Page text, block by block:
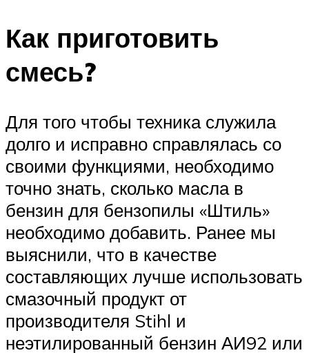
Как приготовить
смесь?
Для того чтобы техника служила
долго и исправно справлялась со
своими функциями, необходимо
точно знать, сколько масла в
бензин для бензопилы «Штиль»
необходимо добавить. Ранее мы
выяснили, что в качестве
составляющих лучше использовать
смазочный продукт от
производителя Stihl и
неэтилированный бензин АИ92 или